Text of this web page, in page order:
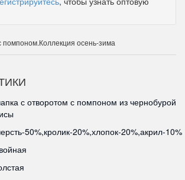
осень-зима
с отворотом с помпоном из чернобурой
50%,кролик-20%,хлопок-20%,акрил-10%